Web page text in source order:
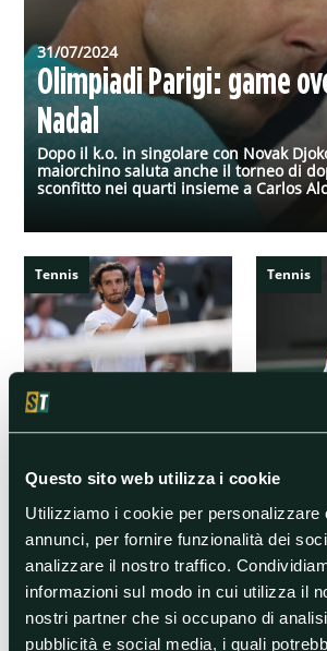
Questo sito web utilizza i cookie
Utilizziamo i cookie per personalizzare
annunci, per fornire funzionalità dei
analizzare il nostro traffico.
informazioni sul modo in cui utilizza il
nostri partner che si occupano di
pubblicità e social media, i quali
31/07/2024
Olimpiadi Parigi: game
Nadal
Dopo il k.o. in singolare con Novak
maiorchino saluta anche il torneo di
sconfitto nei quarti insieme a Carlos
Tennis
31/07/2024
Olimpiadi Parigi, Musetti sogna in
grande: “Voglio una medaglia”
Tennis
Olimpiadi
quarti
Tennis
31/07/2024
Tennis
30/07/